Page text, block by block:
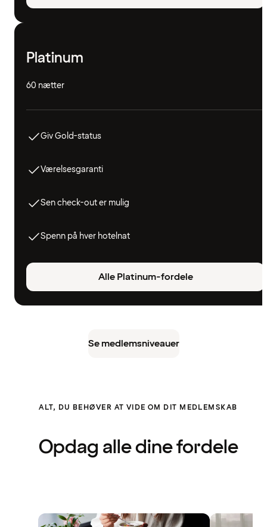
Platinum
60 nætter
Giv Gold-status
Værelsesgaranti
Sen check-out er mulig
Spenn på hver hotelnat
Alle Platinum-fordele
Se medlemsniveauer
ALT, DU BEHØVER AT VIDE OM DIT MEDLEMSKAB
Opdag alle dine fordele